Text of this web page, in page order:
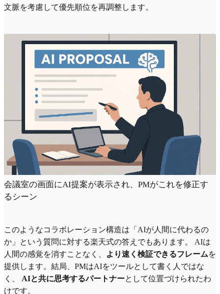
文脈を考慮して優先順位を再調整します。
会議室の画面にAI提案が表示され、PMがこれを修正す
るシーン
このようなコラボレーション構造は「AIが人間に代わるの
か」という質問に対する楽天式の答えでもあります。 AIは
人間の感覚を消すことなく、
より速く検証できるフレームを
提供します。結局、PMはAIをツールとして書く人ではな
く、 AIと共に思考するパートナーとして位置づけられたわ
けです。